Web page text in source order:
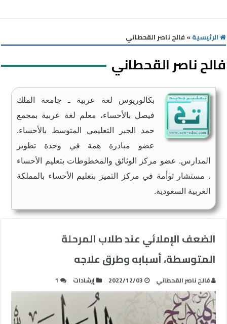
الرئيسية» فالح ناصر القحطاني
فالح ناصر القحطاني
بكالوريوس لغة عربية ـ جامعة الملك
فيصل بالأحساء، معلم لغة عربية بمجمع
حمد الجبر التعليمي المتوسط بالأحساء.
عضو مبادرة همة في وحدة تطوير
المدارس. عضو مركز الوثائق والمخطوطات بتعليم الأحساء
. مستشار توأمة في مركز التميز بتعليم الأحساء بالمملكة
العربية السعودية.
الضعف الإملائي عند طلاب المرحلة
المتوسطة، أسبابه وطرق علاجه
فالح ناصر القحطاني 2022/12/03 إرشادات 1